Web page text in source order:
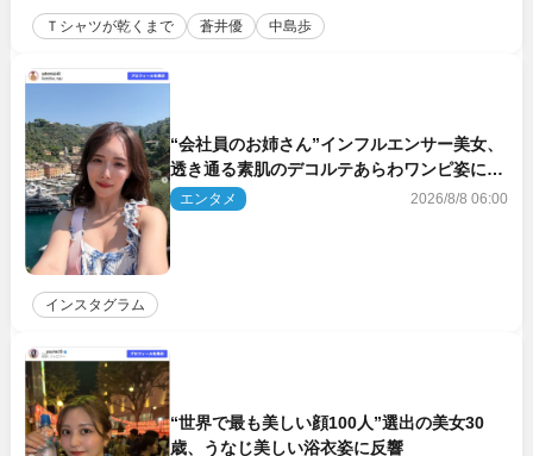
Ｔシャツが乾くまで 蒼井優 中島歩
“会社員のお姉さん”インフルエンサー美女、
透き通る素肌のデコルテあらわワンピ姿に反
響エンタメ 2026/8/8 06:00
インスタグラム
“世界で最も美しい顔100人”選出の美女30
歳、うなじ美しい浴衣姿に反響